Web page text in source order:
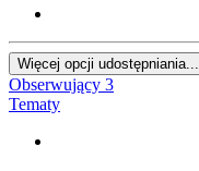
Więcej opcji udostępniania...
Obserwujący 3
Tematy